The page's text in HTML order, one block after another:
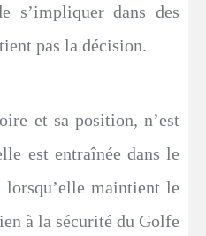
s’impliquer dans des
pas la décision.
et sa position, n’est
est entraînée dans le
lorsqu’elle maintient le
à la sécurité du Golfe